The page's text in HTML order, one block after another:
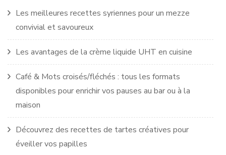
Les meilleures recettes syriennes pour un mezze
convivial et savoureux
Les avantages de la crème liquide UHT en cuisine
Café & Mots croisés/fléchés : tous les formats
disponibles pour enrichir vos pauses au bar ou à la
maison
Découvrez des recettes de tartes créatives pour
éveiller vos papilles